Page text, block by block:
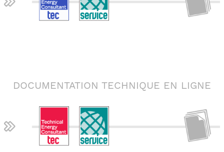
DOCUMENTATION TECHNIQUE EN LIGNE